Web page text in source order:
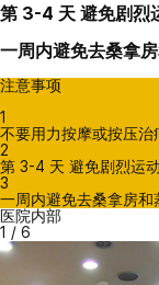
第 3-4 天 避免剧烈
一周内避免去桑拿
注意事项
1
不要用力按摩或按压治
2
第 3-4 天 避免剧烈运动
3
一周内避免去桑拿房和
医院内部
1 / 6